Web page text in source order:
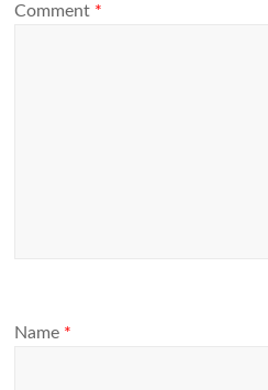
Comment *
Name *